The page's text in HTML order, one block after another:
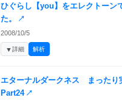
ひぐらし【you】をエレクトーン
た。
↗
2008/10/5
▼詳細 解析
エターナルダークネス まった
Part24 ↗